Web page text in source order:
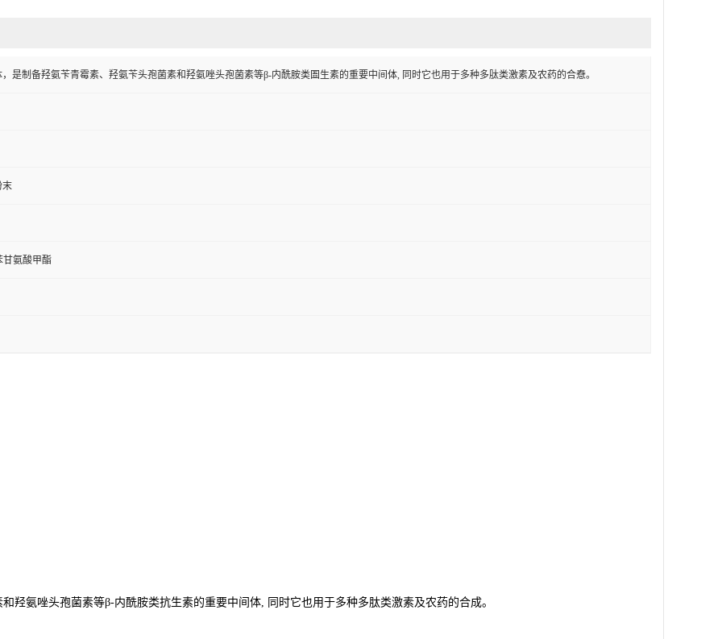
是制备羟氨苄青霉素、羟氨苄头孢菌素和羟氨唑头孢菌素等β-内酰胺类圄生素的重要中间体, 同时它也用于多种多肽类激素及农药的合憃。
末
甘氨酸甲酯
羟氨唑头孢菌素等β-内酰胺类抗生素的重要中间体, 同时它也用于多种多肽类激素及农药的合成。